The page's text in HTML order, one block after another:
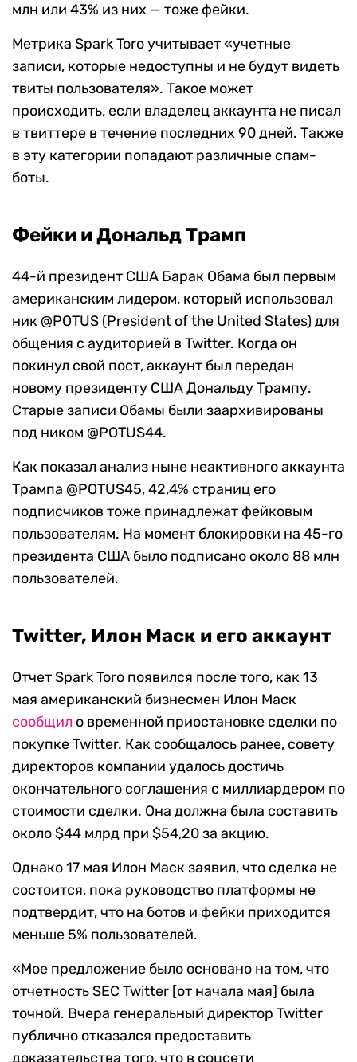
млн или 43% из них — тоже фейки.
Метрика Spark Toro учитывает «учетные
записи, которые недоступны и не будут видеть
твиты пользователя». Такое может
происходить, если владелец аккаунта не писал
в твиттере в течение последних 90 дней. Также
в эту категории попадают различные спам-
боты.
Фейки и Дональд Трамп
44-й президент США Барак Обама был первым
американским лидером, который использовал
ник @POTUS (President of the United States) для
общения с аудиторией в Twitter. Когда он
покинул свой пост, аккаунт был передан
новому президенту США Дональду Трампу.
Старые записи Обамы были заархивированы
под ником @POTUS44.
Как показал анализ ныне неактивного аккаунта
Трампа @POTUS45, 42,4% страниц его
подписчиков тоже принадлежат фейковым
пользователям. На момент блокировки на 45-го
президента США было подписано около 88 млн
пользователей.
Twitter, Илон Маск и его аккаунт
Отчет Spark Toro появился после того, как 13
мая американский бизнесмен Илон Маск
сообщил о временной приостановке сделки по
покупке Twitter. Как сообщалось ранее, совету
директоров компании удалось достичь
окончательного соглашения с миллиардером по
стоимости сделки. Она должна была составить
около $44 млрд при $54,20 за акцию.
Однако 17 мая Илон Маск заявил, что сделка не
состоится, пока руководство платформы не
подтвердит, что на ботов и фейки приходится
меньше 5% пользователей.
«Мое предложение было основано на том, что
отчетность SEC Twitter [от начала мая] была
точной. Вчера генеральный директор Twitter
публично отказался предоставить
доказательства того, что в соцсети